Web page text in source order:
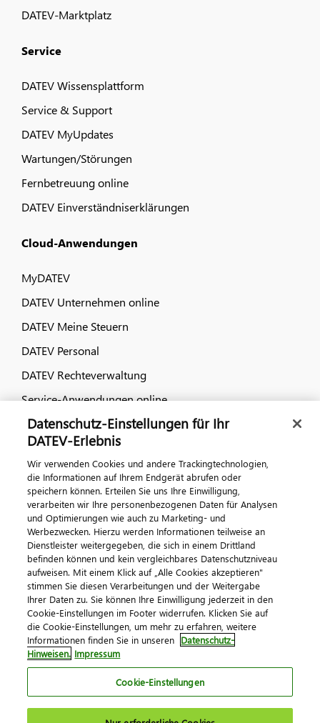
DATEV-Marktplatz
Service
DATEV Wissensplattform
Service & Support
DATEV MyUpdates
Wartungen/Störungen
Fernbetreuung online
DATEV Einverständniserklärungen
Cloud-Anwendungen
MyDATEV
DATEV Unternehmen online
DATEV Meine Steuern
DATEV Personal
DATEV Rechteverwaltung
Service-Anwendungen online
Dialog & Medien
Veranstaltungen
DATEV magazin
DATEV-Community
DATEV-Newsletter
Kontaktieren Sie uns
ImpressumDatenschutzAGBKontakt
Datenschutz-Einstellungen für Ihr
DATEV-Erlebnis
Wir verwenden Cookies und andere Trackingtechnologien,
die Informationen auf Ihrem Endgerät abrufen oder
speichern können. Erteilen Sie uns Ihre Einwilligung,
verarbeiten wir Ihre personenbezogenen Daten für Analysen
und Optimierungen wie auch zu Marketing- und
Werbezwecken. Hierzu werden Informationen teilweise an
Dienstleister weitergegeben, die sich in einem Drittland
befinden können und kein vergleichbares Datenschutzniveau
aufweisen. Mit einem Klick auf „Alle Cookies akzeptieren"
stimmen Sie diesen Verarbeitungen und der Weitergabe
Ihrer Daten zu. Sie können Ihre Einwilligung jederzeit in den
Cookie-Einstellungen im Footer widerrufen. Klicken Sie auf
die Cookie-Einstellungen, um mehr zu erfahren, weitere
Informationen finden Sie in unseren Datenschutz-
Hinweisen. Impressum
Cookie-Einstellungen